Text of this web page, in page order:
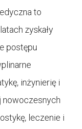
to
zyskały
postępu
inżynierię i
nowoczesnych
leczenie i